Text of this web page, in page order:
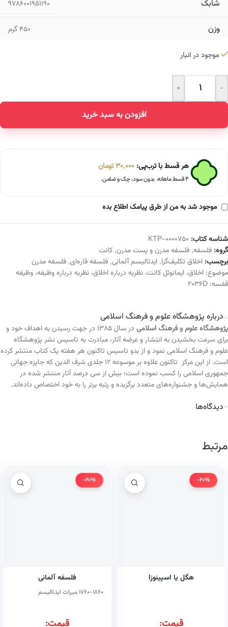
شابک 9786001951190
وزن 450 گرم
موجود در انبار
-
+
افزودن به سبد خرید
Alternative:
هر قسط با ترب‌پی: 30,000تومان
۴ قسط ماهانه. بدون سود، چک و ضامن.
موجود شد به من از طرق پیامک اطلاع بده
شناسه کتاب: KTP-0000750
گروه: فلسفه, فلسفه مدرن و پست مدرن, کانت
برچسب: اخلاق تکلیف‌گرا, ایدئالیسم آلمانی, فلسفه قاره‌ای, فلسفه مدرن
موضوع: اخلاق، ایمانوئل کانت، نظریه درباره اخلاق، نظریه درباره وظیفه، وظیفه
قفسه: 2036D
درباره پژوهشگاه علوم و فرهنگ اسلامی
پژوهشگاه علوم و فرهنگ اسلامی
در سال ۱۳۸۵ در جهت رسیدن به اهداف خود و
برای سرعت بخشیدن به انتشار و عرضه آثار، مبادرت به تاسیس نشر پژوهشگاه
علوم و فرهنگ اسلامی نمود و از بدو تاسیس تاکنون هر هفته یک کتاب منتشر کرده
است. از این مرکز تاکنون علاوه بر موسوعه ۱۲ جلدی شرف الدین که جایزه جهانی
جمهوری اسلامی را کسب نموده است؛ بیش از سی درصد آثار منتشر شده در
همایش‌ها و جشنواره‌های متعدد برگزیده و رتبه برتر را به خود اختصاص داده‌اند.
دیدگاه‌ها
مرتبط
-20%
هگل یا اسپینوزا
قیمت:
-20%
فلسفه آلمانی
۱۷۶۰-۱۸۶۰ میراث ایدئالیسم
قیمت: